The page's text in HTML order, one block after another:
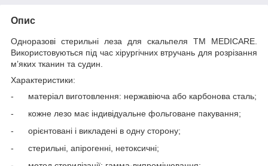
Опис
Одноразові стерильні леза для скальпеля ТМ MEDICARE.
Використовуються під час хірургічних втручань для розрізання
м’яких тканин та судин.
Характеристики:
-
матеріал виготовлення: нержавіюча або карбонова сталь;
-
кожне лезо має індивідуальне фольговане пакування;
-
орієнтовані і викладені в одну сторону;
-
стерильні, апірогенні, нетоксичні;